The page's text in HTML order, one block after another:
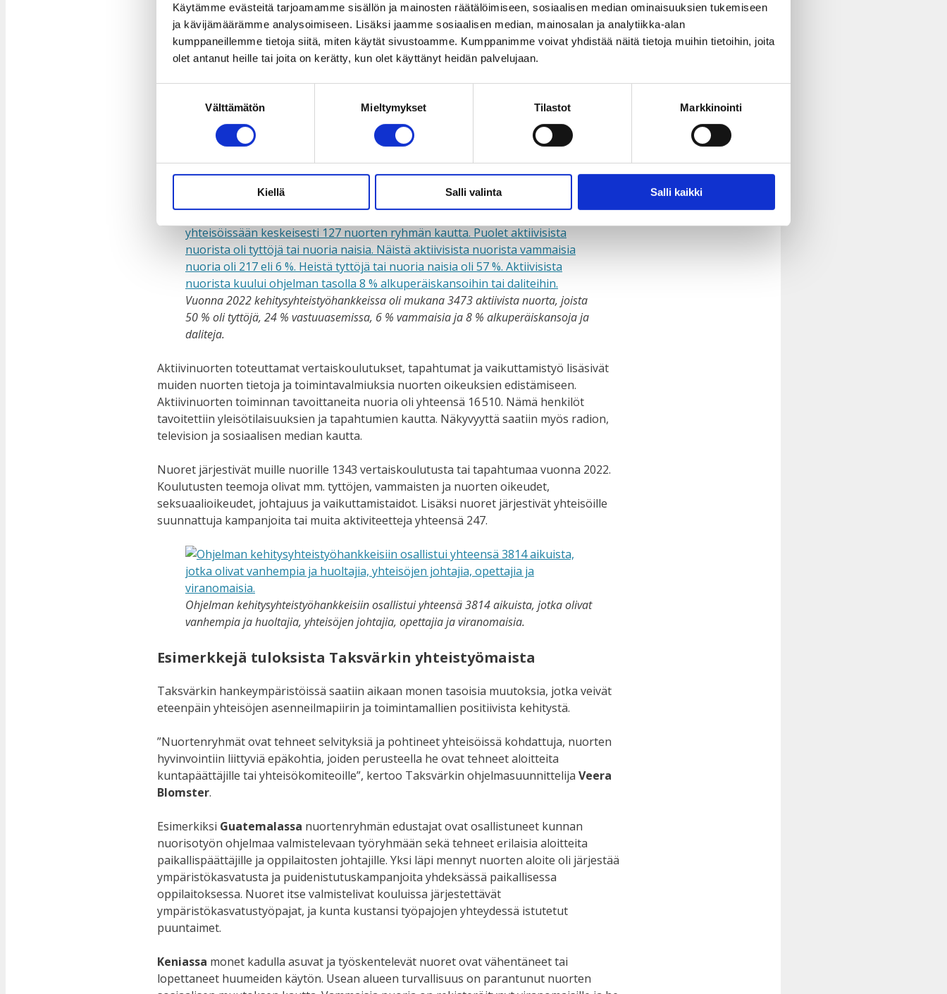
Käytämme evästeitä tarjoamamme sisällön ja mainosten räätälöimiseen, sosiaalisen median ominaisuuksien tukemiseen
ja kävijämäärämme analysoimiseen. Lisäksi jaamme sosiaalisen median, mainosalan ja analytiikka-alan
kumppaneillemme tietoja siitä, miten käytät sivustoamme. Kumppanimme voivat yhdistää näitä tietoja muihin tietoihin, joita
olet antanut heille tai joita on kerätty, kun olet käyttänyt heidän palvelujaan.
Välttämätön Mieltymykset Tilastot Markkinointi
Kiellä Salli valinta Salli kaikki
Vuonna 2022 Taksvärkki tuki paikallisten kansalaisjärjestöjen nuorisotyötä
Guatemalassa, Keniassa, Malawissa, Nepalissa, Sambiassa ja Sierra Leonessa. Lisäksi
aloitettiin uuden hankkeen valmistelu Mosambikissa.
vakiinnuttaminen Taksvärkin ja sen kumppaneiden työssä. Taksvärkin työ
vammaisinkluusion edistämiseksi huomioitiin joulukuussa Vammaiskumppanuuden
myöntämällä Vammaiset ja kehitys -palkinnolla.
Kehitysyhteistyöohjelman lukuja
Vuonna 2022 kehitysyhteistyöhankkeissa oli mukana 3473 aktiivista nuorta, joista
50 % oli tyttöjä, 24 % vastuuasemissa, 6 % vammaisia ja 8 % alkuperäiskansoja ja
daliteja.
Aktiivinuorten toteuttamat vertaiskoulutukset, tapahtumat ja vaikuttamistyö lisäsivät
muiden nuorten tietoja ja toimintavalmiuksia nuorten oikeuksien edistämiseen.
Aktiivinuorten toiminnan tavoittaneita nuoria oli yhteensä 16 510. Nämä henkilöt
tavoitettiin yleisötilaisuuksien ja tapahtumien kautta. Näkyvyyttä saatiin myös radion,
television ja sosiaalisen median kautta.
Nuoret järjestivät muille nuorille 1343 vertaiskoulutusta tai tapahtumaa vuonna 2022.
Koulutusten teemoja olivat mm. tyttöjen, vammaisten ja nuorten oikeudet,
seksuaalioikeudet, johtajuus ja vaikuttamistaidot. Lisäksi nuoret järjestivät yhteisöille
suunnattuja kampanjoita tai muita aktiviteetteja yhteensä 247.
Ohjelman kehitysyhteistyöhankkeisiin osallistui yhteensä 3814 aikuista, jotka olivat
vanhempia ja huoltajia, yhteisöjen johtajia, opettajia ja viranomaisia.
Esimerkkejä tuloksista Taksvärkin yhteistyömaista
Taksvärkin hankeympäristöissä saatiin aikaan monen tasoisia muutoksia, jotka veivät
eteenpäin yhteisöjen asenneilmapiirin ja toimintamallien positiivista kehitystä.
”Nuortenryhmät ovat tehneet selvityksiä ja pohtineet yhteisöissä kohdattuja, nuorten
hyvinvointiin liittyviä epäkohtia, joiden perusteella he ovat tehneet aloitteita
kuntapäättäjille tai yhteisökomiteoille”, kertoo Taksvärkin ohjelmasuunnittelija Veera
Blomster.
Esimerkiksi Guatemalassa nuortenryhmän edustajat ovat osallistuneet kunnan
nuorisotyön ohjelmaa valmistelevaan työryhmään sekä tehneet erilaisia aloitteita
paikallispäättäjille ja oppilaitosten johtajille. Yksi läpi mennyt nuorten aloite oli järjestää
ympäristökasvatusta ja puidenistutuskampanjoita yhdeksässä paikallisessa
oppilaitoksessa. Nuoret itse valmistelivat kouluissa järjestettävät
ympäristökasvatustyöpajat, ja kunta kustansi työpajojen yhteydessä istutetut
puuntaimet.
Keniassa monet kadulla asuvat ja työskentelevät nuoret ovat vähentäneet tai
lopettaneet huumeiden käytön. Usean alueen turvallisuus on parantunut nuorten